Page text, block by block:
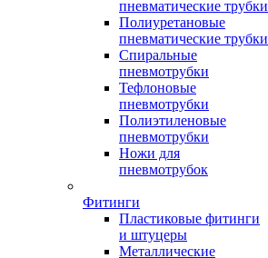
пневматические трубки
Полиуретановые
пневматические трубки
Спиральные
пневмотрубки
Тефлоновые
пневмотрубки
Полиэтиленовые
пневмотрубки
Ножи для
пневмотрубок
Фитинги
Пластиковые фитинги
и штуцеры
Металлические